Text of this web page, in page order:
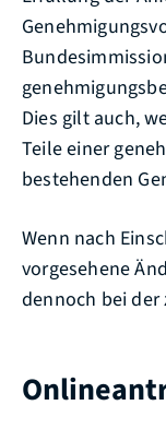
Dies gilt auch,
Teile einer
bestehenden
Wenn nach
vorgesehene
dennoch bei der